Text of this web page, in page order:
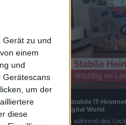
zu und
einem
und
Gerätescans
um der
diese
eigene Online-Versand:
Logistik einem Onlineshop.
Tipps für stabile IT-
Office | Digital World
Besonders während des